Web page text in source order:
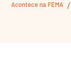
Acontece na FEMA /